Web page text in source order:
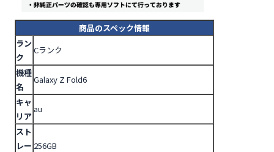
商品のスペック情報
ラン
ク
Cランク
機種
名
Galaxy Z Fold6
キャ
リア
au
スト
レー 256GB